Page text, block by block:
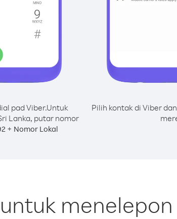
pad Viber.Untuk
Lanka, putar nomor
+ Nomor Lokal
Pilih kontak di Viber